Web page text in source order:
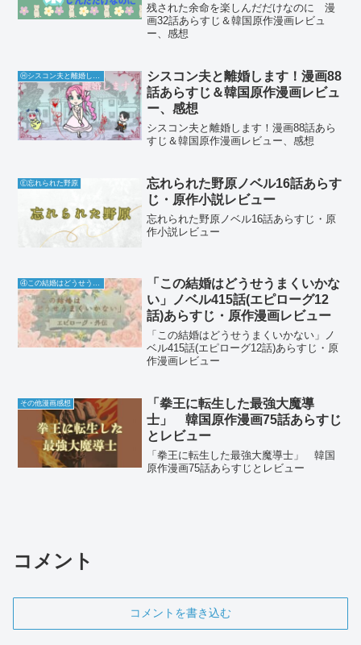
残された余命を楽しんだだけなのに 漫
画32話あらすじ＆韓国原作漫画レビュ
ー、感想
シスコン夫と離婚します！漫画88
話あらすじ＆韓国原作漫画レビュ
ー、感想
シスコン夫と離婚します！漫画88話あら
すじ＆韓国原作漫画レビュー、感想
Ⓔ忘れられた野原
忘れられた野原ノベル16話あらす
じ・原作小説レビュー
忘れられた野原ノベル16話あらすじ・原
作小説レビュー
「この結婚はどうせうまくいかな
い」ノベル415話(エピローグ12
話)あらすじ・原作漫画レビュー
「この結婚はどうせうまくいかない」ノ
ベル415話(エピローグ12話)あらすじ・原
作漫画レビュー
その他漫画感想
「拳王に転生した最強大魔導
士」 韓国原作漫画75話あらすじ
とレビュー
「拳王に転生した最強大魔導士」 韓国
原作漫画75話あらすじとレビュー
コメント
コメントを書き込む